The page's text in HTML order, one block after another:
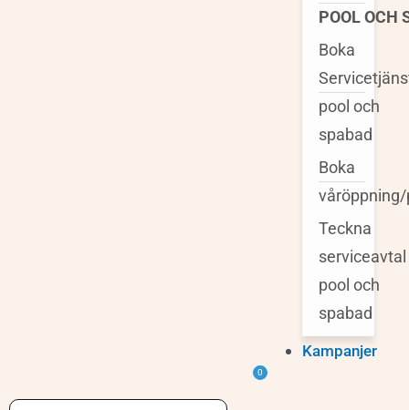
POOL OCH
Boka
pool och
spabad
Boka
Teckna
serviceavtal
pool och
spabad
Kampanjer
0
Varukorg